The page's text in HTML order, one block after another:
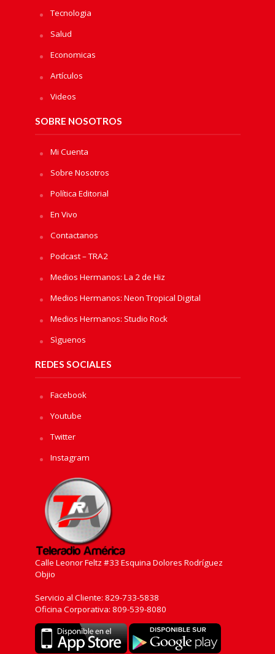
Tecnologia
Salud
Economicas
Artículos
Videos
SOBRE NOSOTROS
Mi Cuenta
Sobre Nosotros
Política Editorial
En Vivo
Contactanos
Podcast – TRA2
Medios Hermanos: La 2 de Hiz
Medios Hermanos: Neon Tropical Digital
Medios Hermanos: Studio Rock
Sìguenos
REDES SOCIALES
Facebook
Youtube
Twitter
Instagram
Calle Leonor Feltz #33 Esquina Dolores Rodríguez
Objio
Servicio al Cliente: 829-733-5838
Oficina Corporativa: 809-539-8080